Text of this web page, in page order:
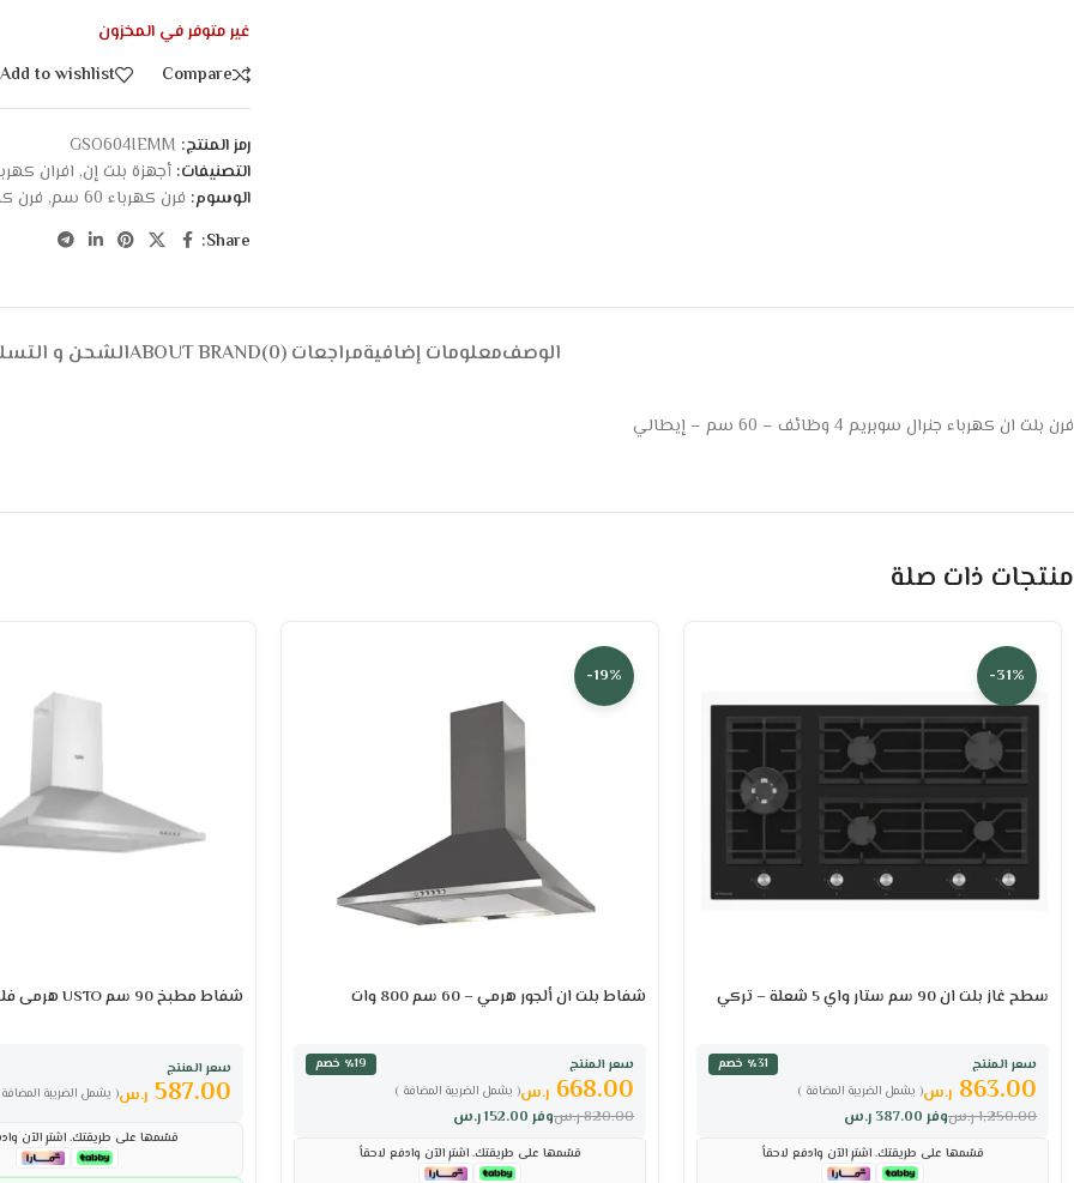
غير متوفر في المخزون
Compare
Add to wishlist
رمز المنتج: GSO604IEMM
التصنيفات: أجهزة بلت إن, افران
الوسوم: فرن كهرباء 60 سم , فرن
Share:
الوصفمعلومات إضافيةمراجعات (0) ABOUT BRANDالشحن و
فرن بلت ان كهرباء جنرال سوبريم 4 وظائف – 60 سم – إيطالي
منتجات ذات صلة
-31%
سطح غاز بلت ان 90 سم ستار واي 5 شعلة – تركي
سعر المنتج
٪31 خصم
( يشمل الضريبة المضافة )
863.00 ر.س
وفر 387.00 ر.س 1,250.00ر.س
قسّمها على طريقتك. اشترِ الآن وادفع لاحقاً
-19%
شفاط بلت ان ألجور هرمي – 60 سم 800 وات
سعر المنتج
٪19 خصم
( يشمل الضريبة المضافة )
668.00 ر.س
وفر 152.00ر.س 820.00ر.س
قسّمها على طريقتك. اشترِ الآن وادفع لاحقاً
شفاط مطبخ 90 سم USTO هرمى فلتر كربون – تركي
سعر المنتج
( يشمل الضريبة 587.00 ر.س
قسّمها على طريقتك. اشترِ الآن